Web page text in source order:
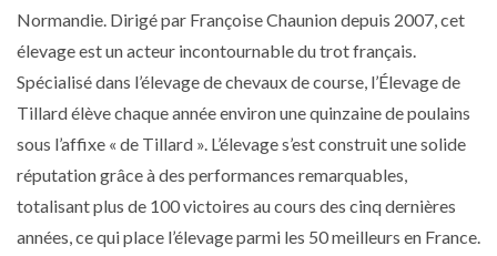
Normandie. Dirigé par Françoise Chaunion depuis 2007, cet
élevage est un acteur incontournable du trot français.
Spécialisé dans l’élevage de chevaux de course, l’Élevage de
Tillard élève chaque année environ une quinzaine de poulains
sous l’affixe « de Tillard ». L’élevage s’est construit une solide
réputation grâce à des performances remarquables,
totalisant plus de 100 victoires au cours des cinq dernières
années, ce qui place l’élevage parmi les 50 meilleurs en France.